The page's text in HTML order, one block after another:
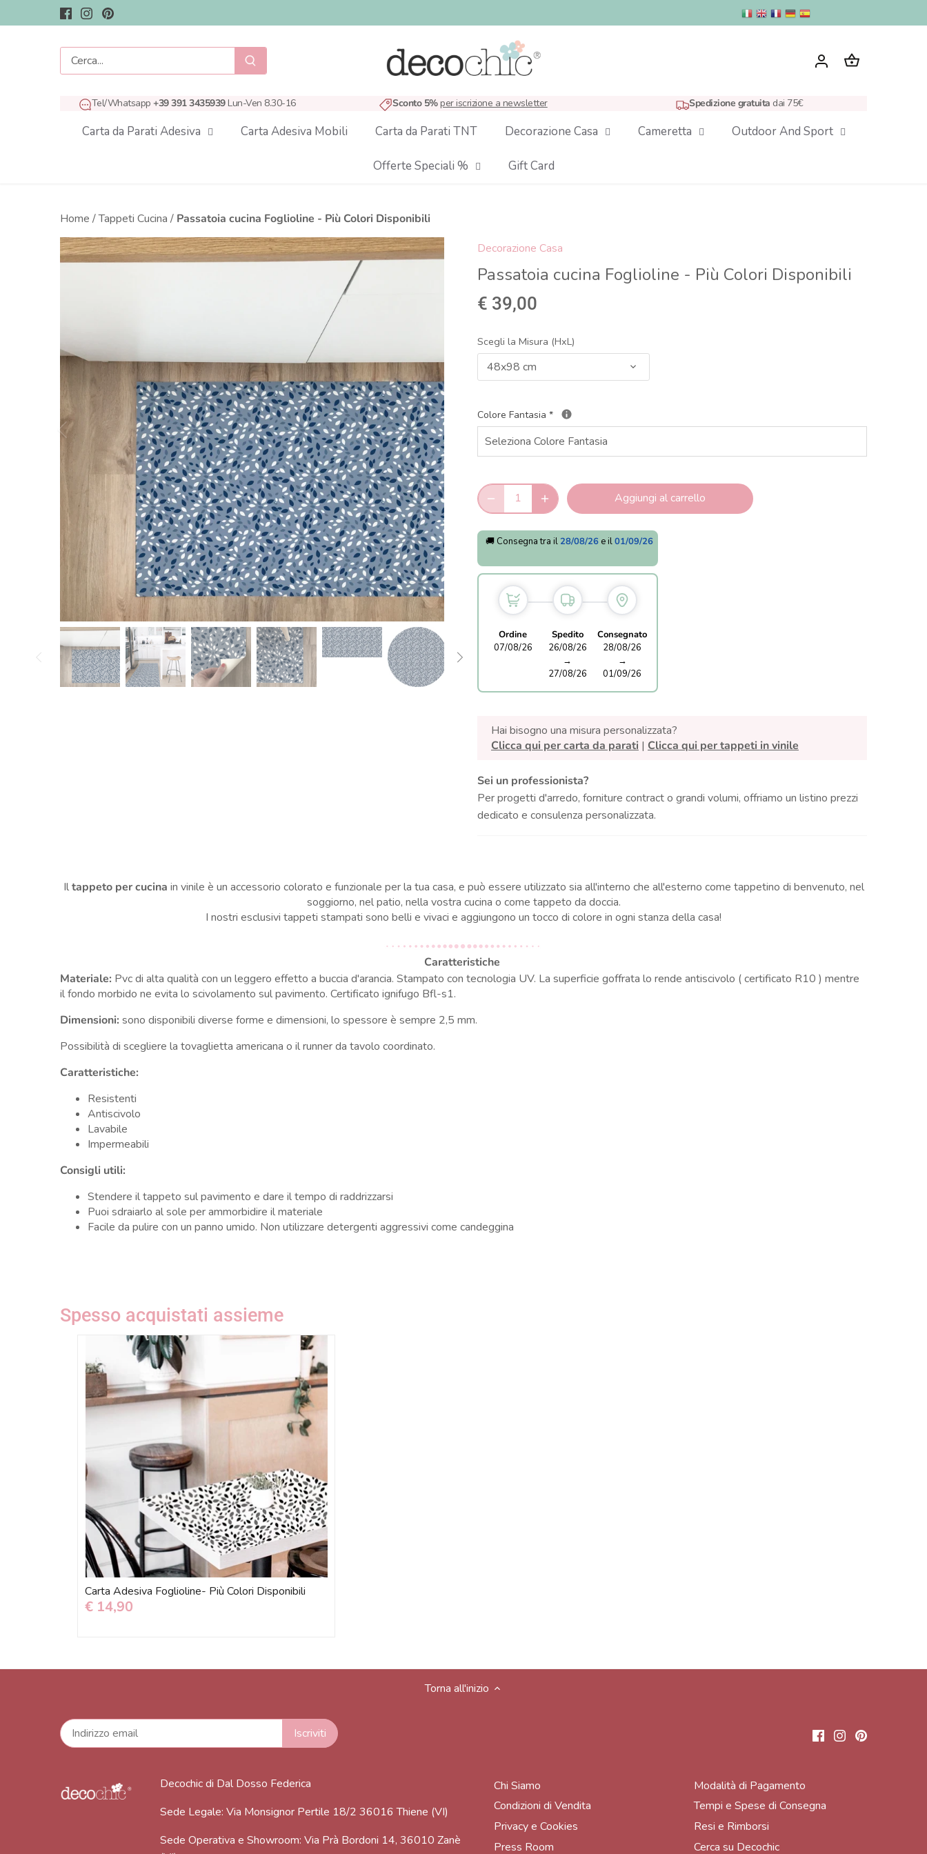
al
Tel/Whatsapp +39 391 3435939Lun-Ven 8.30-16 Sconto 5%per iscrizione a newsletter Spedizione gratuita dai 75€
Carta da Parati Adesiva Carta Adesiva Mobili Carta da Parati TNT Decorazione Casa Cameretta Outdoor And Sport
Offerte Speciali % Gift Card
Home /Tappeti Cucina / Passatoia cucina Foglioline - Più Colori Disponibili
Decorazione Casa
Passatoia cucina Foglioline - Più Colori Disponibili
€ 39,00
Scegli la Misura (HxL)
48x98 cm
Colore Fantasia *
Aggiungi al carrello
🚚 Consegna tra il 28/08/26 e il01/09/26
Ordine
07/08/26
Spedito
26/08/26
→
27/08/26
Consegnato
28/08/26
→
01/09/26
Hai bisogno una misura personalizzata?
Clicca qui per carta da parati | Clicca qui per tappeti in vinile
Sei un professionista?
Per progetti d'arredo, forniture contract o grandi volumi, offriamo un listino prezzi
dedicato e consulenza personalizzata.
Il tappeto per cucina in vinile è un accessorio colorato e funzionale per la tua casa, e può essere utilizzato sia all'interno che all'esterno come tappetino di benvenuto, nel
soggiorno, nel patio, nella vostra cucina o come tappeto da doccia.
I nostri esclusivi tappeti stampati sono belli e vivaci e aggiungono un tocco di colore in ogni stanza della casa!
Caratteristiche
Materiale: Pvc di alta qualitàcon un leggero effetto a buccia d'arancia.Stampato con tecnologia UV. La superficie goffrata lo rende antiscivolo ( certificato R10 ) mentre
il fondo morbido ne evita lo scivolamento sul pavimento. Certificato ignifugo Bfl-s1.
Dimensioni:sono disponibili diverse forme e dimensioni, lo spessore è sempre 2,5 mm.
Possibilità di scegliere la tovaglietta americana o il runner da tavolo coordinato.
Caratteristiche:
Resistenti
Antiscivolo
Lavabile
Impermeabili
Consigli utili:
Stendere il tappeto sul pavimento e dare il tempo di raddrizzarsi
Puoi sdraiarlo al sole per ammorbidire il materiale
Facile da pulire con un panno umido. Non utilizzare detergenti aggressivi come candeggina
Spesso acquistati assieme
Carta Adesiva Foglioline- Più Colori Disponibili
€ 14,90
Torna all'inizio
Decochic di Dal Dosso Federica
Sede Legale: Via Monsignor Pertile 18/2 36016 Thiene (VI)
Sede Operativa e Showroom: Via Prà Bordoni 14, 36010 Zanè
Chi Siamo
Condizioni di Vendita
Privacy e Cookies
Press Room
Modalità di Pagamento
Tempi e Spese di Consegna
Resi e Rimborsi
Cerca su Decochic